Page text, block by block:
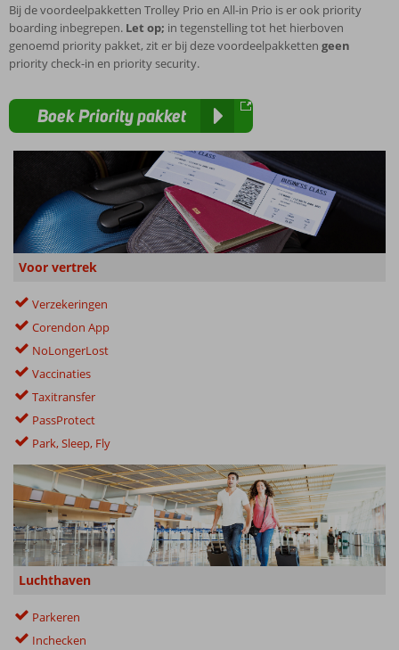
Bij de voordeelpakketten Trolley Prio en All-in Prio is er ook priority
boarding inbegrepen. Let op; in tegenstelling tot het hierboven
genoemd priority pakket, zit er bij deze voordeelpakketten geen
priority check-in en priority security.
Boek Priority pakket
Voor vertrek
Verzekeringen
Corendon App
NoLongerLost
Vaccinaties
Taxitransfer
PassProtect
Park, Sleep, Fly
Luchthaven
Parkeren
Inchecken